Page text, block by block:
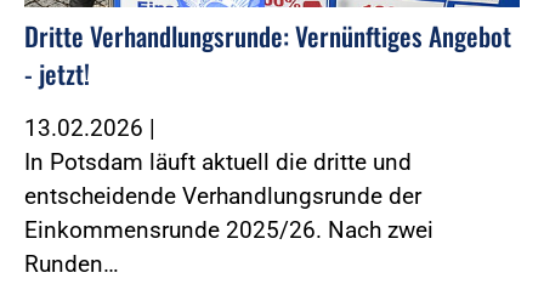
Dritte Verhandlungsrunde: Vernünftiges Angebot
- jetzt!
13.02.2026 |
In Potsdam läuft aktuell die dritte und
entscheidende Verhandlungsrunde der
Einkommensrunde 2025/26. Nach zwei
Runden…